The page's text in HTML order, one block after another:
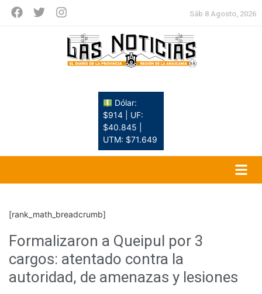
Sáb 8 Agosto, 2026
Dólar:
$914 | UF:
$40.845 |
UTM: $71.649
[rank_math_breadcrumb]
Formalizaron a Queipul por 3
cargos: atentado contra la
autoridad, de amenazas y lesiones